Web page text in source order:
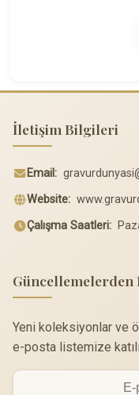
İletişim Bilgileri
Email:
Website:
Çalışma Saatleri:
Güncellemelerden
Yeni koleksiyonlar ve
e-posta listemize